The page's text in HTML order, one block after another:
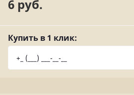
6 руб.
Купить в 1 клик: